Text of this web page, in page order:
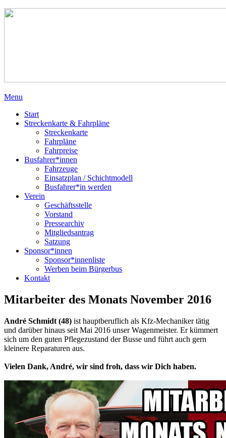
Menu
Start
Streckenkarte & Fahrpläne
Streckenkarte
Fahrpläne
Fahrpreise
Busfahrer*innen
Fahrzeuge
Einsatzplan / Schichtmodell
Busfahrer*in werden
Verein
Geschäftsstelle
Vorstand
Pressearchiv
Mitgliedsantrag
Satzung
Sponsor*innen
Sponsor*innenliste
Werben beim Bürgerbus
Kontakt
Mitarbeiter des Monats November 2016
André Schmidt (48) ist hauptberuflich als Kfz-Mechaniker tätig
und darüber hinaus seit Mai 2016 unser Wagenmeister. Er kümmert
sich um den guten Pflegezustand der Busse und führt auch gern
kleinere Reparaturen aus.
Vielen Dank, André, wir sind froh, dass wir Dich haben.